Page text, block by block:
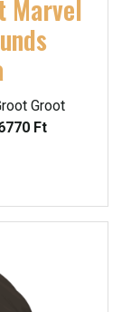
Groot
Ft